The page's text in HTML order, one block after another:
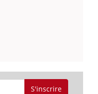
S'inscrire